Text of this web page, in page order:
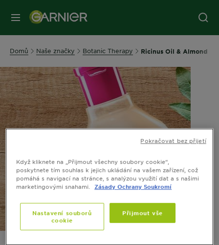
MENU
Domů Naše značky Botanic Therapy Ricinus Oil & Almond
Když kliknete na „Přijmout všechny soubory cookie“,
poskytnete tím souhlas k jejich ukládání na vašem zařízení, což
pomáhá s navigací na stránce, s analýzou využití dat a s našimi
marketingovými snahami.
Zásady Ochrany Soukromí
Nastavení souborů
cookie
Přijmout vše
Pokračovat bez přijetí